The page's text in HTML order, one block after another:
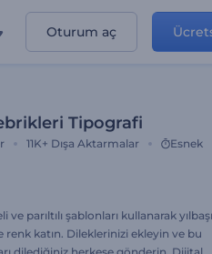
Oturum aç
Tipografi
11K+ Dışa Aktarmalar Esnek
ve parıltılı şablonları kullanarak yılbaşı
renk katın. Dileklerinizi ekleyin ve bu